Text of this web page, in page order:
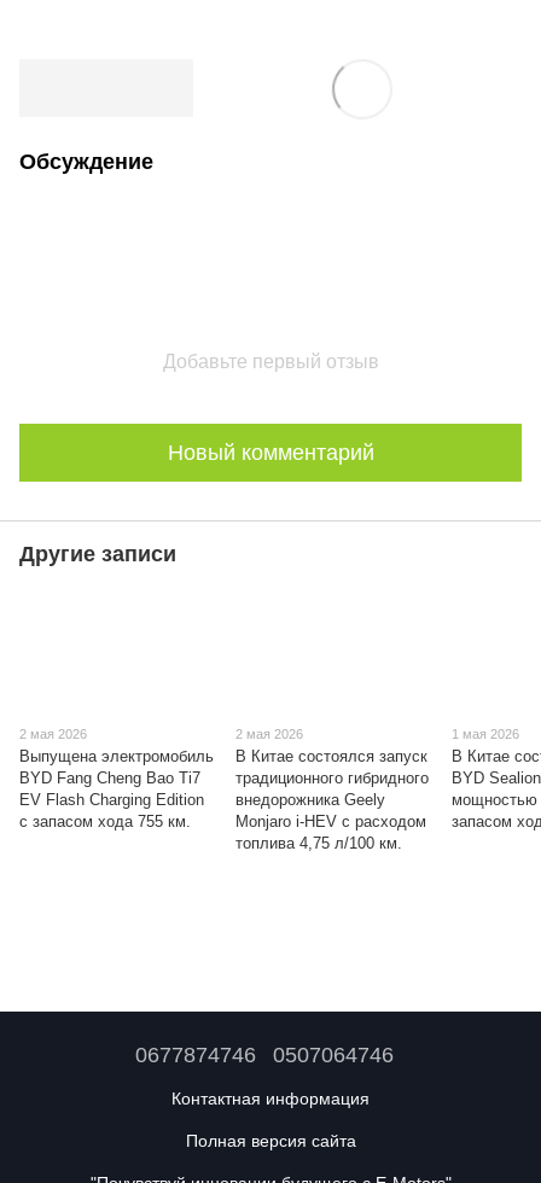
Обсуждение
Добавьте первый отзыв
Новый комментарий
Другие записи
2 мая 2026
Выпущена электромобиль
BYD Fang Cheng Bao Ti7
EV Flash Charging Edition
с запасом хода 755 км.
2 мая 2026
В Китае состоялся запуск
традиционного гибридного
внедорожника Geely
Monjaro i-HEV с расходом
топлива 4,75 л/100 км.
1 мая 2026
В Китае
BYD
мощностью
запасом
0677874746 0507064746
Контактная информация
Полная версия сайта